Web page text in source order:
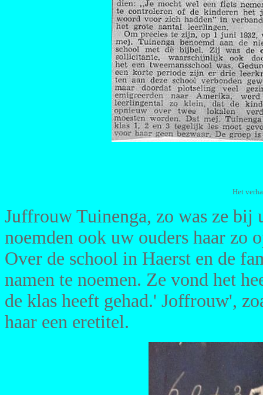
Het
Juffrouw Tuinenga, zo was ze bij
noemden ook uw ouders haar zo
Over de school in Haerst en de
namen te noemen. Ze vond het
de klas heeft gehad.' Joffrouw',
haar een eretitel.